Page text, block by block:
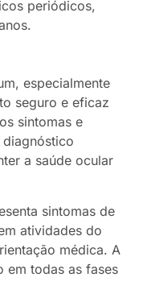
periódicos,
especialmente
seguro e eficaz
sintomas e
a saúde ocular
sintomas de
atividades do
médica. A
em todas as fases